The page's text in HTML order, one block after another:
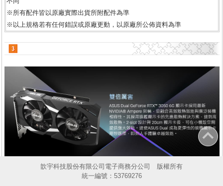
※所有配件皆以原廠實際出貨所附配件為準
※以上規格若有任何錯誤或原廠更動，以原廠所公佈資料為準
歆宇科技股份有限公司電子商務分公司 版權所有
統一編號：53769276